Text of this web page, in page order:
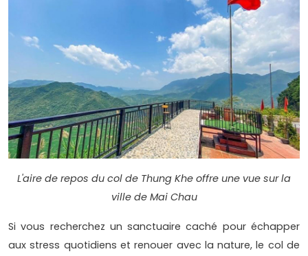
L'aire de repos du col de Thung Khe offre une vue sur la
ville de Mai Chau
Si vous recherchez un sanctuaire caché pour échapper
aux stress quotidiens et renouer avec la nature, le col de